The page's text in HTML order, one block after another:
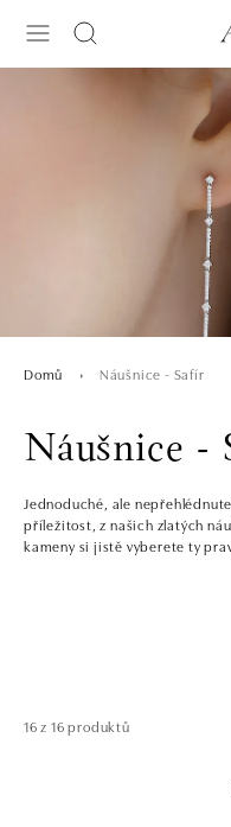
Domů Náušnice - Safír
Náušnice -
Jednoduché, ale
příležitost, z našich zlatých
kameny si jistě vyberete ty
16 z 16 produktů